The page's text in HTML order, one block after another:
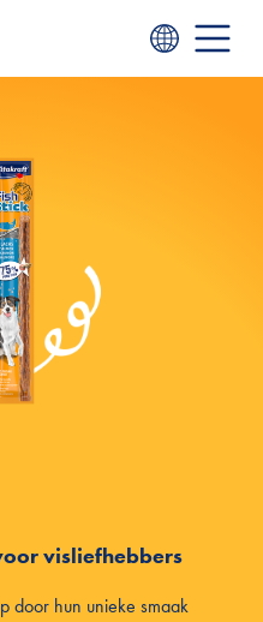
visliefhebbers
door hun unieke smaak